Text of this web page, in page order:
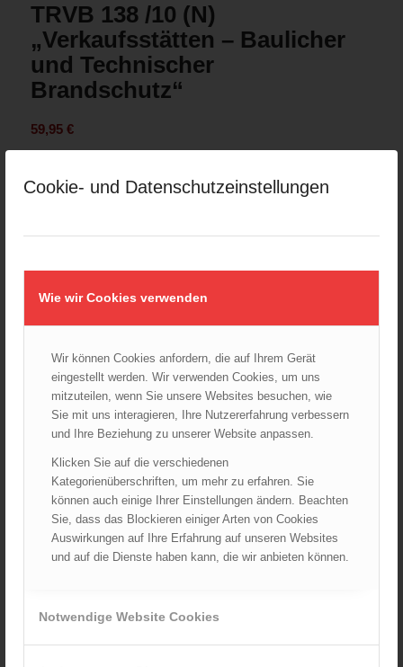
Cookie- und Datenschutzeinstellungen
Wie wir Cookies verwenden
Wir können Cookies anfordern, die auf Ihrem Gerät
eingestellt werden. Wir verwenden Cookies, um uns
mitzuteilen, wenn Sie unsere Websites besuchen, wie
Sie mit uns interagieren, Ihre Nutzererfahrung verbessern
und Ihre Beziehung zu unserer Website anpassen.
Klicken Sie auf die verschiedenen
Kategorienüberschriften, um mehr zu erfahren. Sie
können auch einige Ihrer Einstellungen ändern. Beachten
Sie, dass das Blockieren einiger Arten von Cookies
Auswirkungen auf Ihre Erfahrung auf unseren Websites
und auf die Dienste haben kann, die wir anbieten können.
Notwendige Website Cookies
TRVB 138 /10 (N)
„Verkaufsstätten – Baulicher
und Technischer
Brandschutz“
59,95 €
In den Warenkorb
Beschreibung Zusätzliche Informationen Historie
aktuelle Ausgabe: 2010
Zweck dieser Richtlinie ist es, einheitliche
Mindestanforderungen hinsichtlich des Brandschutzes in
Verkaufsstätten festzulegen. Durch die gegenständliche
Richtlinie bleiben gesetzliche Bestimmungen unberührt.
(Gesamt-) Verkaufsfläche von mehr als 3000 m² oder mehr
aufweisen. Die baulichen und technischen Anforderungen an